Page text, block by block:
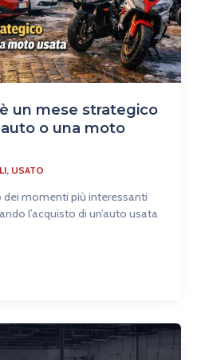
un mese strategico
o una moto
, USATO
momenti più interessanti
l’acquisto di un’auto usata